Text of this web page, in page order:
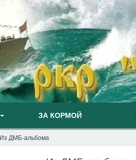
ЗА КОРМОЙ
Из ДМБ-альбома